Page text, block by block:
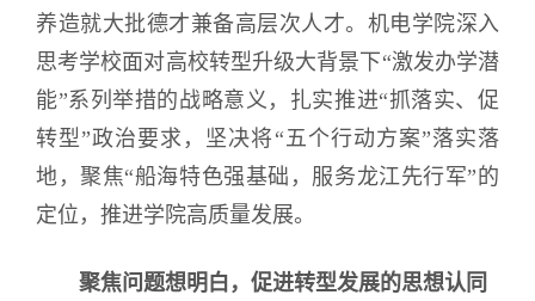
养造就大批德才兼备高层次人才。机电学院深入
思考学校面对高校转型升级大背景下“激发办学潜
能”系列举措的战略意义，扎实推进“抓落实、促
转型”政治要求，坚决将“五个行动方案”落实落
地，聚焦“船海特色强基础，服务龙江先行军”的
定位，推进学院高质量发展。
聚焦问题想明白，促进转型发展的思想认同